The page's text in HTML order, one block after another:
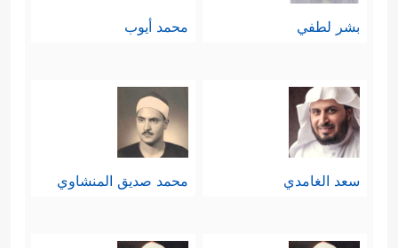
خامسًا: الخصومة والعداوة:
والجماعات فتمنعهم من الاستماع
لبعضهم، وتُغلق فيهم منافذ المعرفة،
فيرفضون الحقَّ لا لذاته، بل لأنه جاء
بشر لطفي محمد أيوب
سعد الغامدي محمد صديق المنشاوي